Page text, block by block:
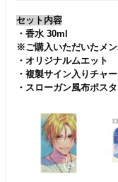
セット内容
・香水 30ml
※ご購入いただいたメン
・オリジナルムエット
・複製サイン入りチャ
・スローガン風布ポス